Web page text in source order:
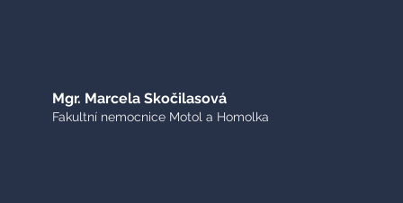
Mgr. Marcela Skočilasová
Fakultní nemocnice Motol a Homolka